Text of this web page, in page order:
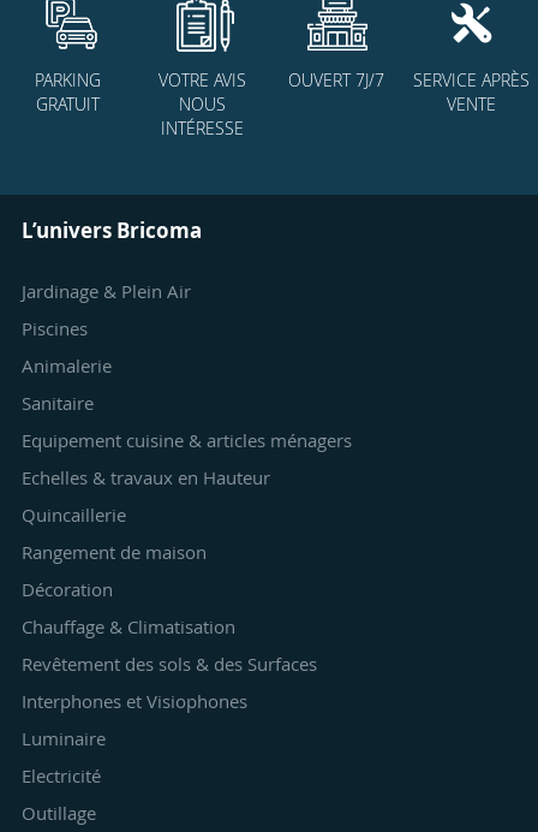
PARKING
GRATUIT
VOTRE AVIS
NOUS
INTÉRESSE
OUVERT 7J/7
SERVICE APRÈS
VENTE
L’univers Bricoma
Jardinage & Plein Air
Piscines
Animalerie
Sanitaire
Equipement cuisine & articles ménagers
Echelles & travaux en Hauteur
Quincaillerie
Rangement de maison
Décoration
Chauffage & Climatisation
Revêtement des sols & des Surfaces
Interphones et Visiophones
Luminaire
Electricité
Outillage